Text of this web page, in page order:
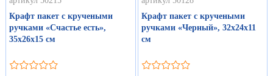
Крафт пакет с кручеными
ручками «Счастье есть»,
35х26х15 см
Крафт пакет с кручеными
ручками «Черный», 32х24х11
см